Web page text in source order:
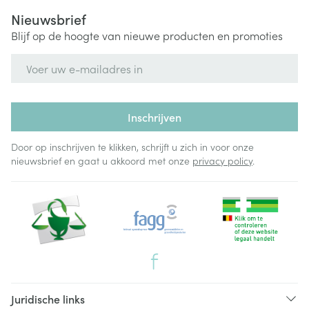
Nieuwsbrief
Blijf op de hoogte van nieuwe producten en promoties
Inschrijven
Door op inschrijven te klikken, schrijft u zich in voor onze
nieuwsbrief en gaat u akkoord met onze privacy policy.
Juridische links